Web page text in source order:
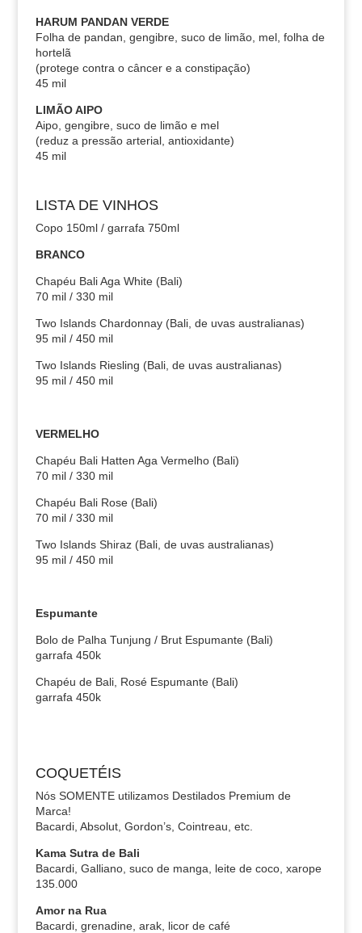
HARUM PANDAN VERDE
Folha de pandan, gengibre, suco de limão, mel, folha de
hortelã
(protege contra o câncer e a constipação)
45 mil
LIMÃO AIPO
Aipo, gengibre, suco de limão e mel
(reduz a pressão arterial, antioxidante)
45 mil
LISTA DE VINHOS
Copo 150ml / garrafa 750ml
BRANCO
Chapéu Bali Aga White (Bali)
70 mil / 330 mil
Two Islands Chardonnay (Bali, de uvas australianas)
95 mil / 450 mil
Two Islands Riesling (Bali, de uvas australianas)
95 mil / 450 mil
VERMELHO
Chapéu Bali Hatten Aga Vermelho (Bali)
70 mil / 330 mil
Chapéu Bali Rose (Bali)
70 mil / 330 mil
Two Islands Shiraz (Bali, de uvas australianas)
95 mil / 450 mil
Espumante
Bolo de Palha Tunjung / Brut Espumante (Bali)
garrafa 450k
Chapéu de Bali, Rosé Espumante (Bali)
garrafa 450k
COQUETÉIS
Nós SOMENTE utilizamos Destilados Premium de
Marca!
Bacardi, Absolut, Gordon’s, Cointreau, etc.
Kama Sutra de Bali
Bacardi, Galliano, suco de manga, leite de coco, xarope
135.000
Amor na Rua
Bacardi, grenadine, arak, licor de café